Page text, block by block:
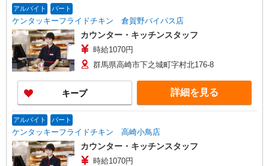
アルバイト パート
ケンタッキーフライドチキン 倉賀野バイパス店
カウンター・キッチンスタッフ
時給1070円
群馬県高崎市下之城町字村北176-8
キープ 詳細を見る
アルバイト パート
ケンタッキーフライドチキン 高崎小鳥店
カウンター・キッチンスタッフ
時給1070円